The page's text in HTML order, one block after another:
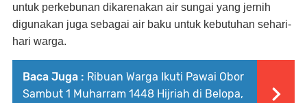
untuk perkebunan dikarenakan air sungai yang jernih
digunakan juga sebagai air baku untuk kebutuhan sehari-
hari warga.
Baca Juga : Ribuan Warga Ikuti Pawai Obor
Sambut 1 Muharram 1448 Hijriah di Belopa,